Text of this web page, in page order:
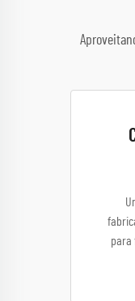
para